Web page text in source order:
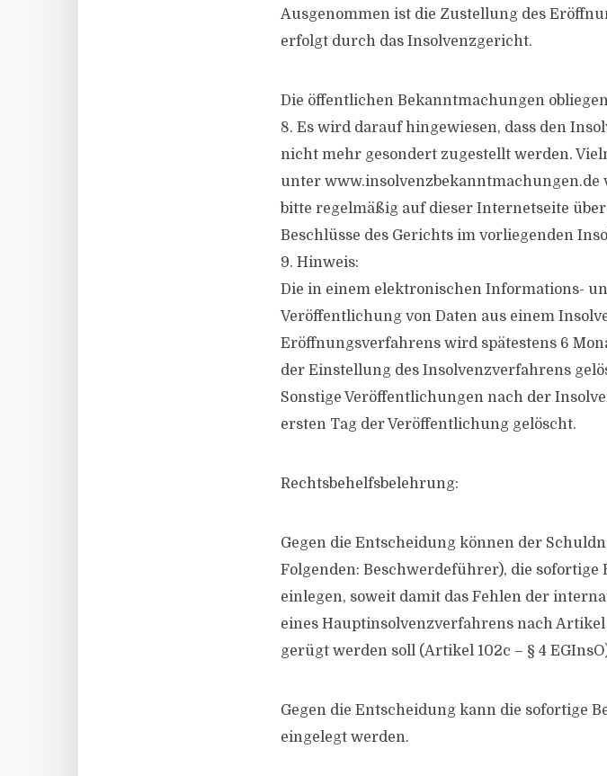
Ausgenommen ist die Zustellung des
erfolgt durch das Insolvenzgericht.
Die öffentlichen Bekanntmachungen
8. Es wird darauf hingewiesen, dass den
nicht mehr gesondert zugestellt werden.
unter
bitte regelmäßig auf dieser Internetseite
Beschlüsse des Gerichts im vorliegenden
9. Hinweis:
Die in einem elektronischen Informations-
Veröffentlichung von Daten aus einem
Eröffnungsverfahrens wird spätestens 6
der Einstellung des Insolvenzverfahrens
Sonstige Veröffentlichungen nach der
ersten Tag der Veröffentlichung gelöscht.
Rechtsbehelfsbelehrung:
Gegen die Entscheidung können der
Folgenden: Beschwerdeführer), die sofortige
einlegen, soweit damit das Fehlen der
eines Hauptinsolvenzverfahrens nach Artikel
gerügt werden soll (Artikel 102c – § 4
Gegen die Entscheidung kann die sofortige
eingelegt werden.